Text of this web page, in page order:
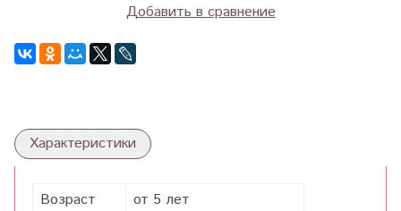
Добавить в сравнение
Характеристики
Возраст
от 5 лет